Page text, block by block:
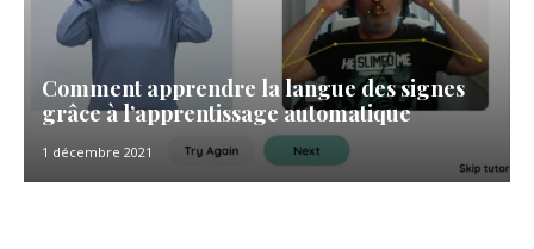
Comment apprendre la langue des signes
grâce à l’apprentissage automatique
1 décembre 2021